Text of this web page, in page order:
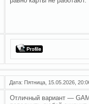
Дата: Пятница, 15.05.2026,
Отличный вариант —